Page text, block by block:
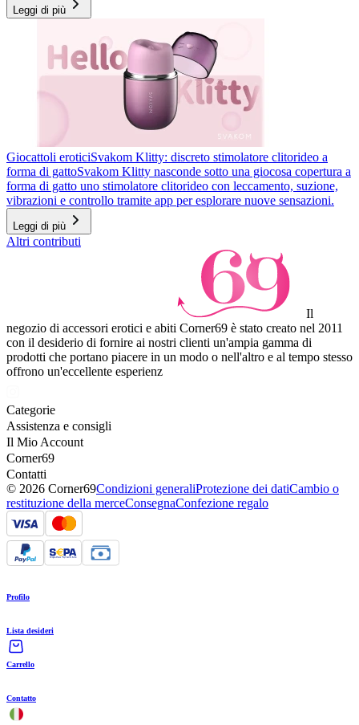
Leggi di più
Giocattoli eroticiSvakom Klitty: discreto stimolatore clitorideo a
forma di gattoSvakom Klitty nasconde sotto una giocosa copertura a
forma di gatto uno stimolatore clitorideo con leccamento, suzione,
vibrazioni e controllo tramite app per esplorare nuove sensazioni.
Leggi di più
Altri contributi
Il
negozio di accessori erotici e abiti Corner69 è stato creato nel 2011
con il desiderio di fornire ai nostri clienti un'ampia gamma di
prodotti che portano piacere in un modo o nell'altro e al tempo stesso
offrono un'eccellente esperienz
Categorie
Assistenza e consigli
Il Mio Account
Corner69
Contatti
© 2026 Corner69Condizioni generaliProtezione dei datiCambio o
restituzione della merceConsegnaConfezione regalo
Profilo
Lista desideri
Carrello
Contatto